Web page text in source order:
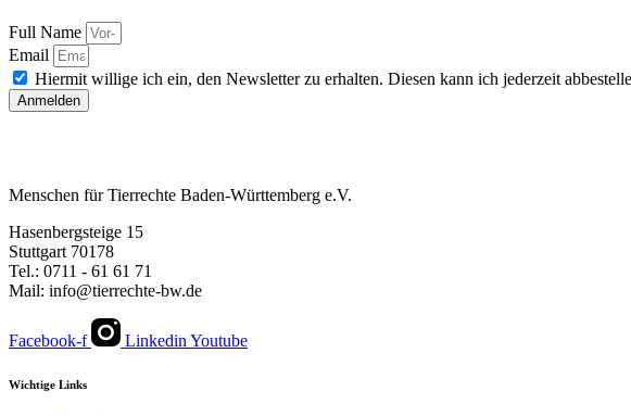
Full Name
Email
Hiermit willige ich ein, den Newsletter zu erhalten. Diesen kann ich jederzeit
Anmelden
Menschen für Tierrechte Baden-Württemberg e.V.
Hasenbergsteige 15
Stuttgart 70178
Tel.: 0711 - 61 61 71
Mail: info@tierrechte-bw.de
Facebook-f Linkedin Youtube
Wichtige Links